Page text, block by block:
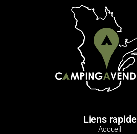
Liens rapide
Accueil